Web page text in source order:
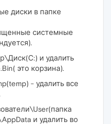
диски в папке
системные
и удалить
это корзина).
- удалить все
и удалить во